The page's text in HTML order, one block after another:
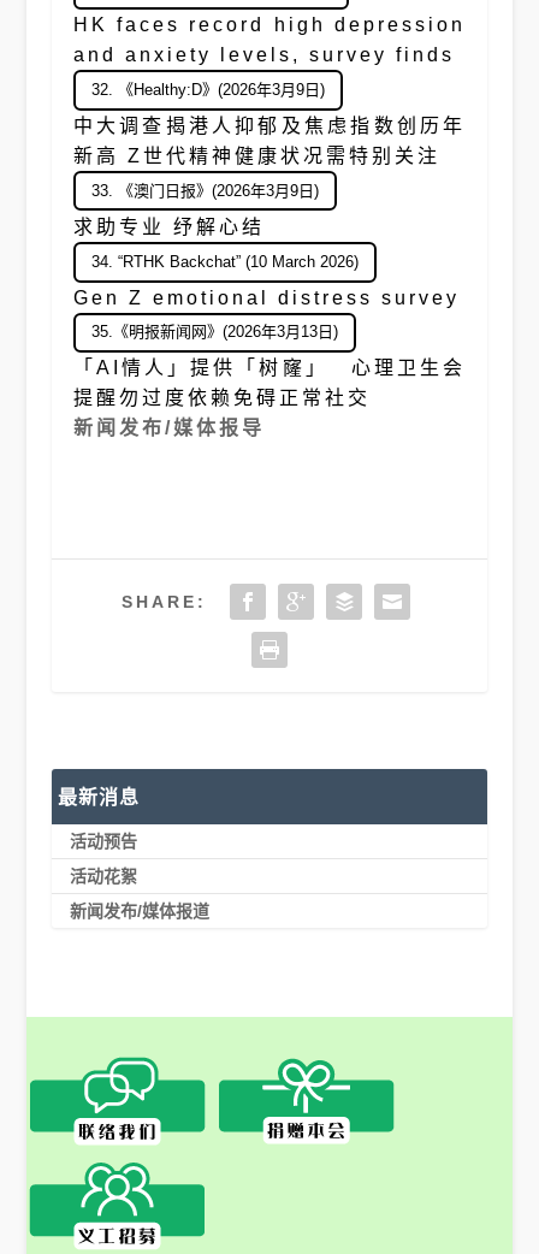
HK faces record high depression
and anxiety levels, survey finds
32. 《Healthy:D》(2026年3月9日)
中大调查揭港人抑郁及焦虑指数创历年
新高 Z世代精神健康状况需特别关注
33. 《澳门日报》(2026年3月9日)
求助专业 纾解心结
34. “RTHK Backchat” (10 March 2026)
Gen Z emotional distress survey
35.《明报新闻网》(2026年3月13日)
「AI情人」提供「树窿」 心理卫生会
提醒勿过度依赖免碍正常社交
新闻发布/媒体报导
SHARE:
最新消息
活动预告
活动花絮
新闻发布/媒体报道